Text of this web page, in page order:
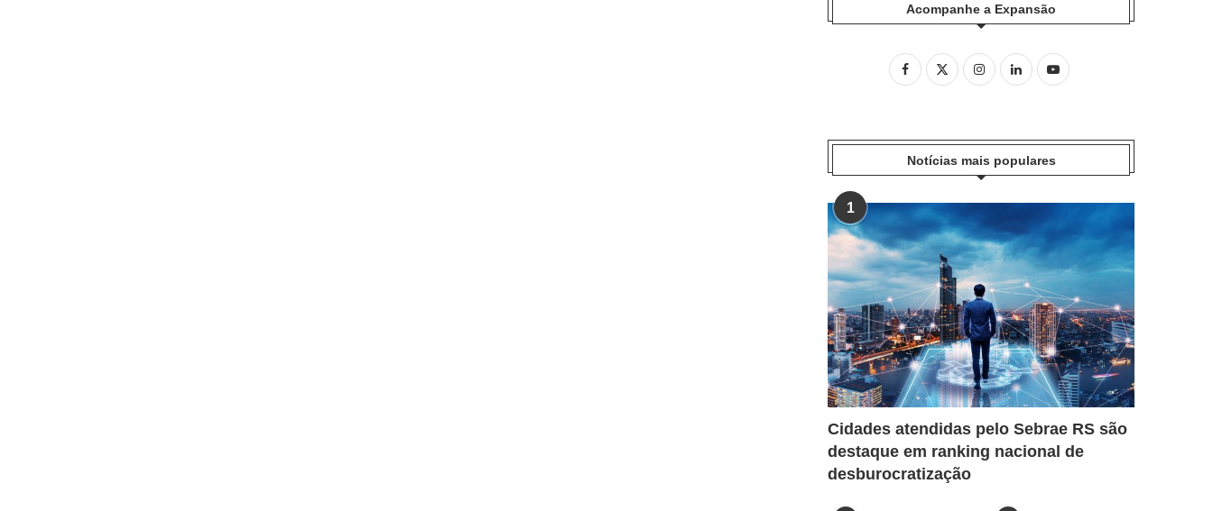
Acompanhe a Expansão
Notícias mais populares
1
Cidades atendidas pelo Sebrae RS são
destaque em ranking nacional de
desburocratização